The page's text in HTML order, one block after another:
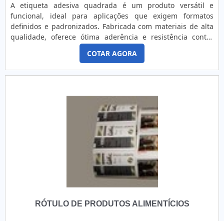
A etiqueta adesiva quadrada é um produto versátil e
funcional, ideal para aplicações que exigem formatos
definidos e padronizados. Fabricada com materiais de alta
qualidade, oferece ótima aderência e resistência contra
umidade, abrasão e variações de temperatura. Pode ser
impressa com alta resolução em diversas tecnologias como
digital, térmica, laser ou solvente, possibilitando
personalização com textos, imagens e códigos de barras
removível, atende demandas de durabilidade, praticidade e
estética para diversos segmentos. Formato padronizado
Facilita a aplicação e a padronização visual em embalagens
e produtos. Alta resistência Suporta condições adversas
como umidade e abrasão, garantindo durabilidade.
Personalização detalhada Permite impressão com alta
definição para melhor comunicação e identificação.
COTAR AGORA
RÓTULO DE PRODUTOS ALIMENTÍCIOS